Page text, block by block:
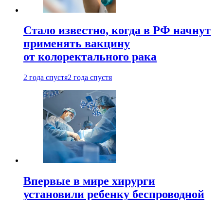
Стало известно, когда в РФ начнут
применять вакцину
от колоректального рака
2 года спустя2 года спустя
Впервые в мире хирурги
установили ребенку беспроводной